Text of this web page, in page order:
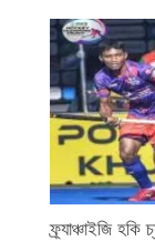
ফ্র্যাঞ্চাইজি হকি